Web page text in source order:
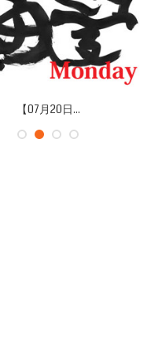
【07月20日...